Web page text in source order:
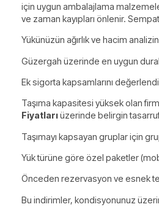
için uygun ambalajlama
ve zaman kayıpları önlenir.
Yükünüzün ağırlık ve hacim
Güzergah üzerinde en uygun
Ek sigorta kapsamlarını
Taşıma kapasitesi yüksek olan
Fiyatlarıüzerinde belirgin
Taşımayı kapsayan gruplar için
Yük türüne göre özel paketler
Önceden rezervasyon ve esnek
Bu indirimler, kondisyonunuz